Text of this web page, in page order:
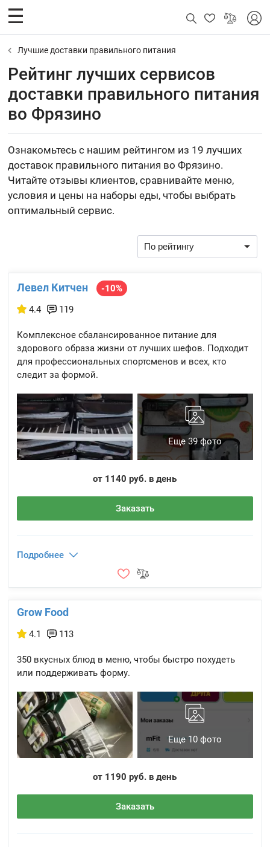
Лучшие доставки правильного питания
Рейтинг лучших сервисов
доставки правильного питания
во Фрязино
Ознакомьтесь с нашим рейтингом из 19 лучших
доставок правильного питания во Фрязино.
Читайте отзывы клиентов, сравнивайте меню,
условия и цены на наборы еды, чтобы выбрать
оптимальный сервис.
Левел Китчен
-10%
4.4
119
Комплексное сбалансированное питание для
здорового образа жизни от лучших шефов. Подходит
для профессиональных спортсменов и всех, кто
следит за формой.
Еще 39 фото
от 1140 руб. в день
Заказать
Подробнее
Grow Food
4.1 113
350 вкусных блюд в меню, чтобы быстро похудеть
или поддерживать форму.
Еще 10 фото
от 1190 руб. в день
Заказать